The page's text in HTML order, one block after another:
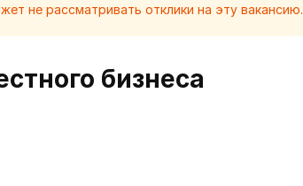
не рассматривать отклики на эту вакансию.
бизнеса